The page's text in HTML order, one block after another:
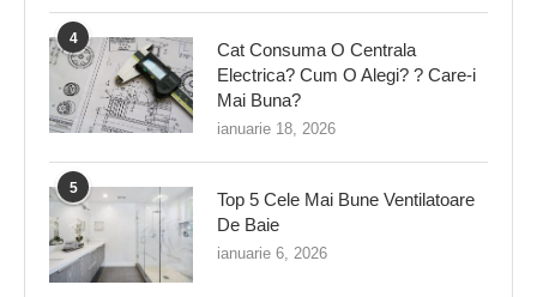
4
Cat Consuma O Centrala
Electrica? Cum O Alegi? ? Care-i
Mai Buna?
ianuarie 18, 2026
5
Top 5 Cele Mai Bune Ventilatoare
De Baie
ianuarie 6, 2026